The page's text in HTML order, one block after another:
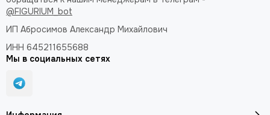
@FIGURIUM_bot
ИП Абросимов Александр Михайлович
ИНН 645211655688
Мы в социальных сетях